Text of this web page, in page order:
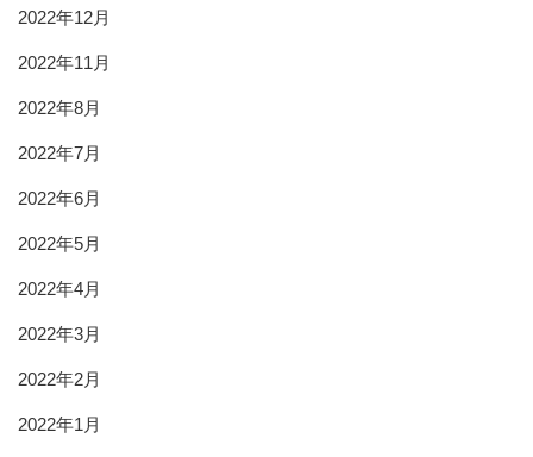
2022年12月
2022年11月
2022年8月
2022年7月
2022年6月
2022年5月
2022年4月
2022年3月
2022年2月
2022年1月